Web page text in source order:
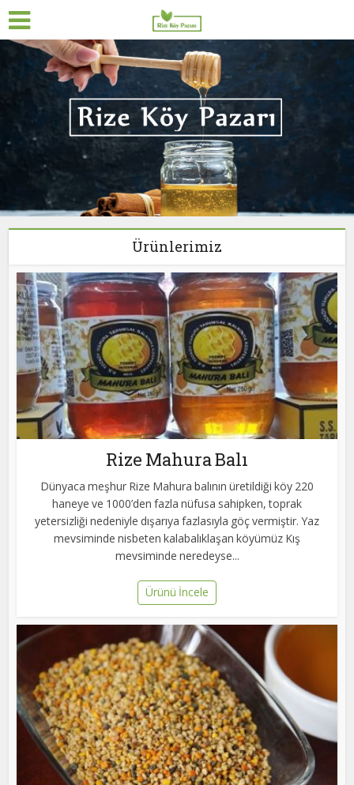
Ürünlerimiz
Rize Mahura Balı
Dünyaca meşhur Rize Mahura balının üretildiği köy 220
haneye ve 1000’den fazla nüfusa sahipken, toprak
yetersizliği nedeniyle dışarıya fazlasıyla göç vermiştir. Yaz
mevsiminde nisbeten kalabalıklaşan köyümüz Kış
mevsiminde neredeyse...
Ürünü İncele